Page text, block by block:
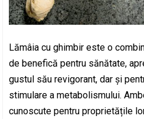
Lămâia cu ghimbir este o
de benefică pentru sănătate,
gustul său revigorant, dar și
stimulare a metabolismului.
cunoscute pentru proprietățile